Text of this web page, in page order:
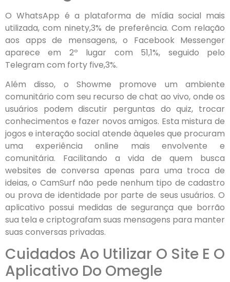
O WhatsApp é a plataforma de mídia social mais
utilizada, com ninety,3% de preferência. Com relação
aos apps de mensagens, o Facebook Messenger
aparece em 2º lugar com 51,1%, seguido pelo
Telegram com forty five,3%.
Além disso, o Showme promove um ambiente
comunitário com seu recurso de chat ao vivo, onde os
usuários podem discutir perguntas do quiz, trocar
conhecimentos e fazer novos amigos. Esta mistura de
jogos e interação social atende àqueles que procuram
uma experiência online mais envolvente e
comunitária. Facilitando a vida de quem busca
websites de conversa apenas para uma troca de
ideias, o CamSurf não pede nenhum tipo de cadastro
ou prova de identidade por parte de seus usuários. O
aplicativo possui medidas de segurança que borrão
sua tela e criptografam suas mensagens para manter
suas conversas privadas.
Cuidados Ao Utilizar O Site E O
Aplicativo Do Omegle